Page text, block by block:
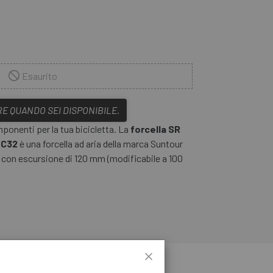
Esaurito
QUANDO SEI DISPONIBILE.
per la tua bicicletta. La forcella SR
è una forcella ad aria della marca Suntour
escursione di 120 mm (modificabile a 100